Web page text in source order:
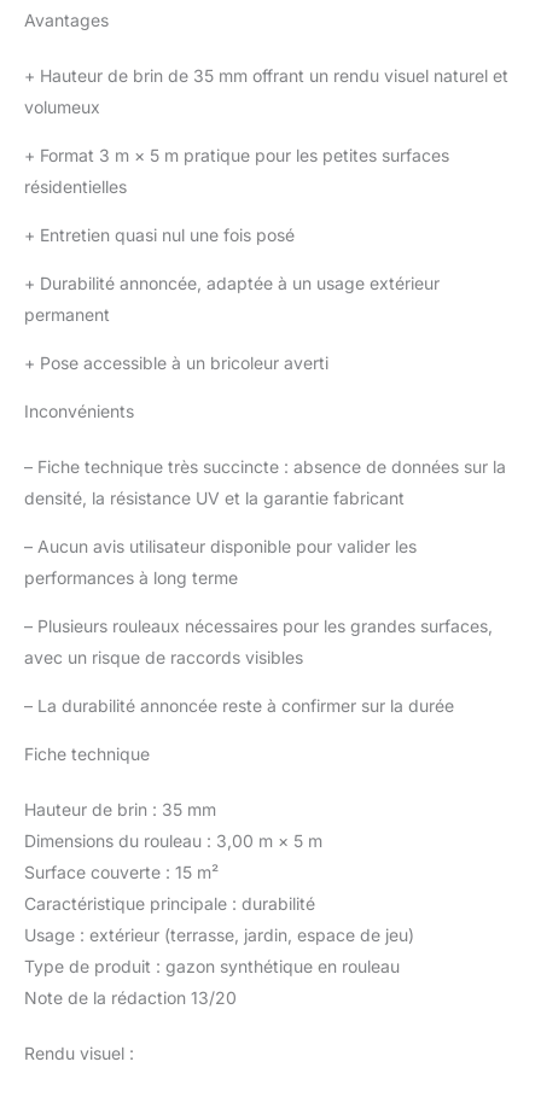
Avantages
+ Hauteur de brin de 35 mm offrant un rendu visuel naturel et
volumeux
+ Format 3 m × 5 m pratique pour les petites surfaces
résidentielles
+ Entretien quasi nul une fois posé
+ Durabilité annoncée, adaptée à un usage extérieur
permanent
+ Pose accessible à un bricoleur averti
Inconvénients
– Fiche technique très succincte : absence de données sur la
densité, la résistance UV et la garantie fabricant
– Aucun avis utilisateur disponible pour valider les
performances à long terme
– Plusieurs rouleaux nécessaires pour les grandes surfaces,
avec un risque de raccords visibles
– La durabilité annoncée reste à confirmer sur la durée
Fiche technique
Hauteur de brin : 35 mm
Dimensions du rouleau : 3,00 m × 5 m
Surface couverte : 15 m²
Caractéristique principale : durabilité
Usage : extérieur (terrasse, jardin, espace de jeu)
Type de produit : gazon synthétique en rouleau
Note de la rédaction 13/20
Rendu visuel :